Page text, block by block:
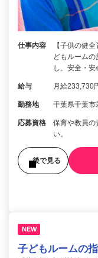
仕事内容
【子供の健
どもルーム
し、安全・
給与 月給233,730
勤務地 千葉県千葉市
応募資格
保育や教員の
い。
後で見る
NEW
子どもルームの